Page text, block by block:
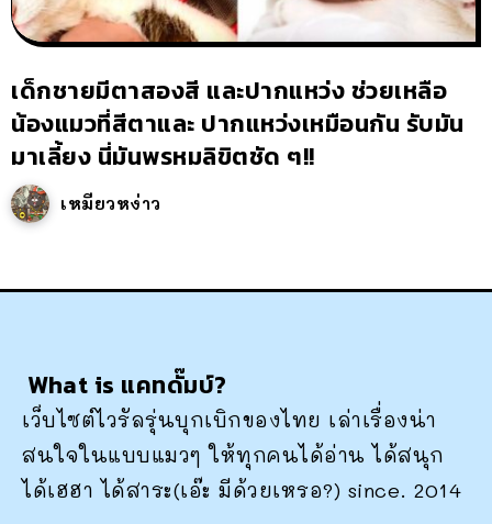
เด็กชายมีตาสองสี และปากแหว่ง ช่วยเหลือ
น้องแมวที่สีตาและ ปากแหว่งเหมือนกัน รับมัน
มาเลี้ยง นี่มันพรหมลิขิตชัด ๆ!!
เหมียวหง่าว
What is แคทดั๊มบ์?
เว็บไซต์ไวรัลรุ่นบุกเบิกของไทย เล่าเรื่องน่า
สนใจในแบบแมวๆ ให้ทุกคนได้อ่าน ได้สนุก
ได้เฮฮา ได้สาระ(เอ๊ะ มีด้วยเหรอ?) since. 2014